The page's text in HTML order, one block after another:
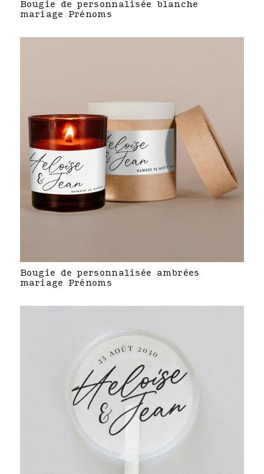
Bougie de personnalisée blanche
mariage Prénoms
Bougie de personnalisée ambrées
mariage Prénoms